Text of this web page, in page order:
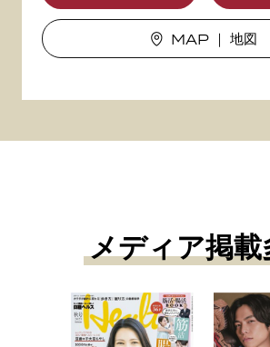
MAP ｜ 地図
メディア掲載